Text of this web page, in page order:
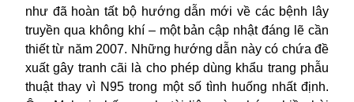
như đã hoàn tất bộ hướng dẫn mới về các bệnh lây
truyền qua không khí – một bản cập nhật đáng lẽ cần
thiết từ năm 2007. Những hướng dẫn này có chứa đề
xuất gây tranh cãi là cho phép dùng khẩu trang phẫu
thuật thay vì N95 trong một số tình huống nhất định.